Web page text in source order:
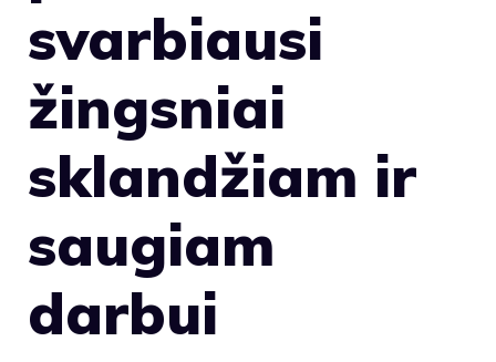
svarbiausi
žingsniai
sklandžiam ir
saugiam
darbui